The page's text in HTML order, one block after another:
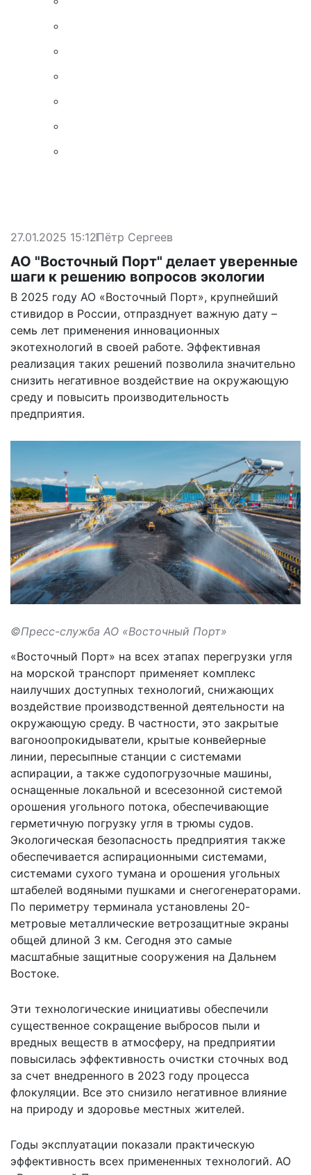
27.01.2025 15:12Пётр Сергеев
АО "Восточный Порт" делает уверенные
шаги к решению вопросов экологии
В 2025 году АО «Восточный Порт», крупнейший
стивидор в России, отпразднует важную дату –
семь лет применения инновационных
экотехнологий в своей работе. Эффективная
реализация таких решений позволила значительно
снизить негативное воздействие на окружающую
среду и повысить производительность
предприятия.
©Пресс-служба АО «Восточный Порт»
«Восточный Порт» на всех этапах перегрузки угля
на морской транспорт применяет комплекс
наилучших доступных технологий, снижающих
воздействие производственной деятельности на
окружающую среду. В частности, это закрытые
вагоноопрокидыватели, крытые конвейерные
линии, пересыпные станции с системами
аспирации, а также судопогрузочные машины,
оснащенные локальной и всесезонной системой
орошения угольного потока, обеспечивающие
герметичную погрузку угля в трюмы судов.
Экологическая безопасность предприятия также
обеспечивается аспирационными системами,
системами сухого тумана и орошения угольных
штабелей водяными пушками и снегогенераторами.
По периметру терминала установлены 20-
метровые металлические ветрозащитные экраны
общей длиной 3 км. Сегодня это самые
масштабные защитные сооружения на Дальнем
Востоке.
Эти технологические инициативы обеспечили
существенное сокращение выбросов пыли и
вредных веществ в атмосферу, на предприятии
повысилась эффективность очистки сточных вод
за счет внедренного в 2023 году процесса
флокуляции. Все это снизило негативное влияние
на природу и здоровье местных жителей.
Годы эксплуатации показали практическую
эффективность всех примененных технологий. АО